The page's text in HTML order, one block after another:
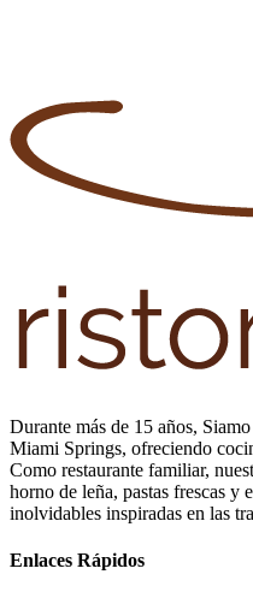
Durante más de 15 años,
Miami Springs, ofreciendo
Como restaurante familiar,
horno de leña, pastas frescas y
inolvidables inspiradas en las
Enlaces Rápidos